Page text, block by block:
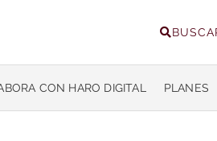
CON HARO DIGITAL PLANES